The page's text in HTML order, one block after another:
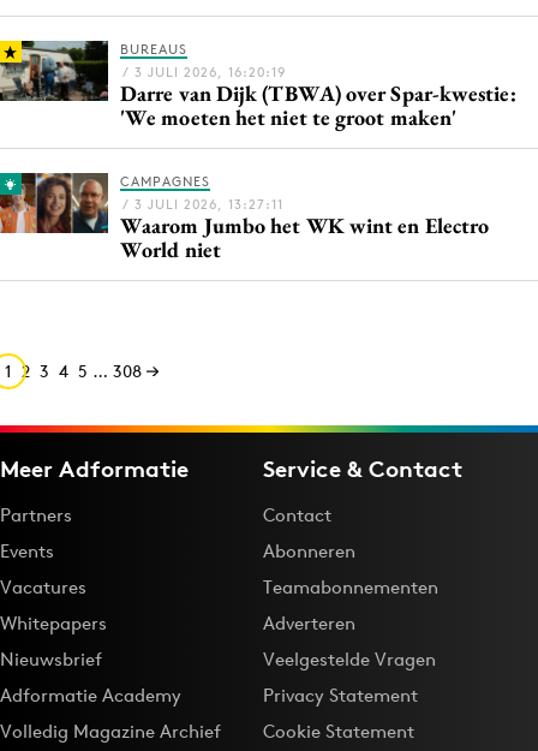
BUREAUS
/ 3 JULI 2026, 16:20:19
Darre van Dijk (TBWA) over Spar-kwestie:
'We moeten het niet te groot maken'
CAMPAGNES
/ 3 JULI 2026, 13:27:11
Waarom Jumbo het WK wint en Electro
World niet
1 2 3 4 5 … 308
Meer Adformatie
Partners
Events
Vacatures
Whitepapers
Nieuwsbrief
Adformatie Academy
Volledig Magazine Archief
Service & Contact
Contact
Abonneren
Teamabonnementen
Adverteren
Veelgestelde Vragen
Privacy Statement
Cookie Statement